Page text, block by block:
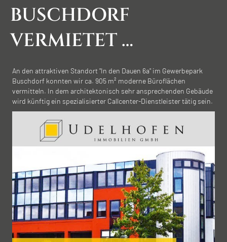
BUSCH­DORF
VERMIETET …
An den attraktiven Standort "In den Dauen 6a" im Gewerbepark
Buschdorf konnten wir ca. 905 m² moderne Büroflächen
vermitteln. In dem architektonisch sehr ansprechenden Gebäude
wird künftig ein spezialisierter Callcenter-Dienstleister tätig sein.